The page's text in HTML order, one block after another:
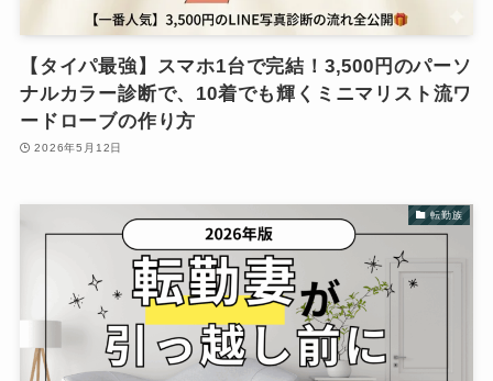
【タイパ最強】スマホ1台で完結！3,500円のパーソ
ナルカラー診断で、10着でも輝くミニマリスト流ワ
ードローブの作り方
2026年5月12日
転勤族